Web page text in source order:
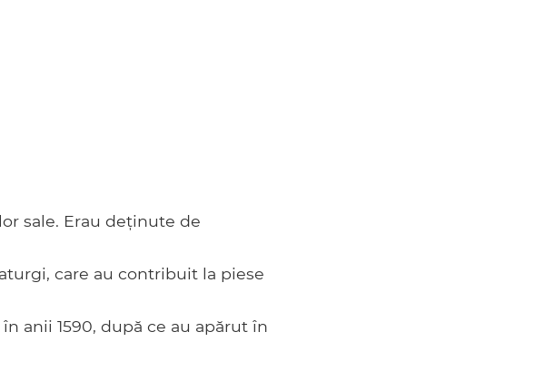
sale. Erau deținute de
care au contribuit la piese
anii 1590, după ce au apărut în